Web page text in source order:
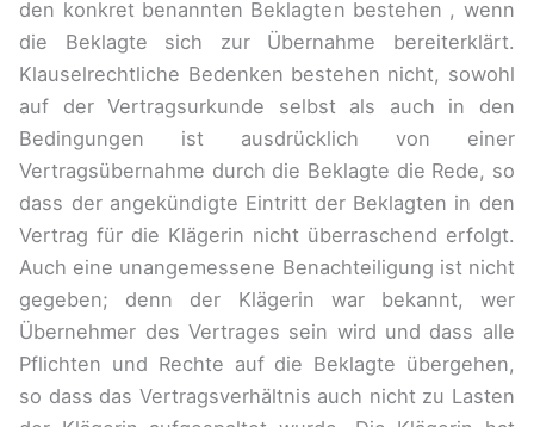
den konkret benannten Beklagten bestehen , wenn
die Beklagte sich zur Übernahme bereiterklärt.
Klauselrechtliche Bedenken bestehen nicht, sowohl
auf der Vertragsurkunde selbst als auch in den
Bedingungen ist ausdrücklich von einer
Vertragsübernahme durch die Beklagte die Rede, so
dass der angekündigte Eintritt der Beklagten in den
Vertrag für die Klägerin nicht überraschend erfolgt.
Auch eine unangemessene Benachteiligung ist nicht
gegeben; denn der Klägerin war bekannt, wer
Übernehmer des Vertrages sein wird und dass alle
Pflichten und Rechte auf die Beklagte übergehen,
so dass das Vertragsverhältnis auch nicht zu Lasten